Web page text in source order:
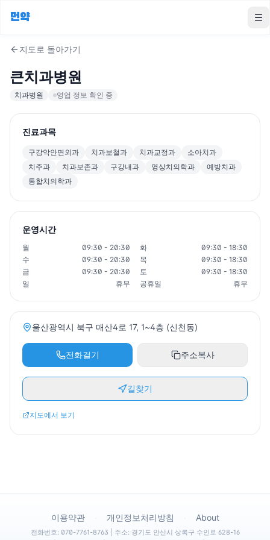
먼약
지도로 돌아가기
큰치과병원
치과병원 영업 정보 확인 중
진료과목
구강악안면외과 치과보철과 치과교정과
소아치과
치주과
치과보존과 구강내과 영상치의학과
예방치과
통합치의학과
운영시간
월 09:30 - 20:30 화
09:30 - 18:30
수
09:30 - 20:30 목
09:30 - 18:30
금
09:30 - 20:30 토
09:30 - 18:30
일
휴무 공휴일 휴무
울산광역시 북구 매산4로 17, 1~4층 (신천동)
전화걸기 주소복사
길찾기
지도에서 보기
이용약관 개인정보처리방침 About
전화번호: 070-7761-8763 | 주소: 경기도 안산시 상록구 수인로 628-16